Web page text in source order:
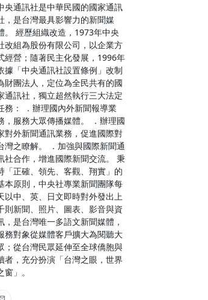
央通訊社是中華民國的國家通訊
，是台灣最具影響力的新聞媒
。 經歷組織改造，1973年中央
改組為股份有限公司，以企業方
經營；隨著民主化發展，1996年
據「中央通訊社設置條例」改制
財團法人，定位為全民共有的國
通訊社，獨立超然執行三大法定
務： ．辦理國內外新聞報導業
，服務大眾傳播媒體。 ．辦理國
對外新聞通訊業務，促進國際對
灣之瞭解。 ．加強與國際新聞通
社合作，增進國際新聞交流。 秉
「正確、領先、客觀、翔實」的
本原則，中央社專業新聞團隊每
以中、英、日文即時對外發出上
則新聞、照片、圖表、影音與資
，是台灣唯一多語文新聞媒體，
務對象從媒體客戶擴大為閱聽大
；從台灣民眾延伸至全球僑胞與
者，充分扮演「台灣之眼，世界
窗」。